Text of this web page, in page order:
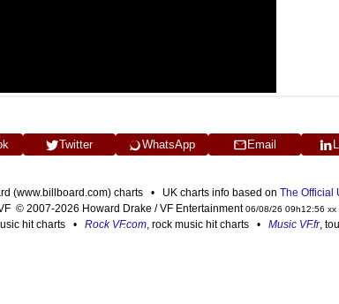
Twitter WhatsApp Email
(www.billboard.com) charts • UK charts info based on The Official
© 2007-2026 Howard Drake / VF Entertainment06/08/26 09h12:56 xx
hit charts • Rock VF.com, rock music hit charts • Music VF.fr,